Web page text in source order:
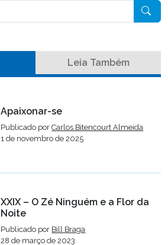
Leia Também
Apaixonar-se
Publicado porCarlos Bitencourt Almeida
1 de novembro de 2025
XXIX – O Zé Ninguém e a Flor da
Noite
Publicado por Bill Braga
28 de março de 2023